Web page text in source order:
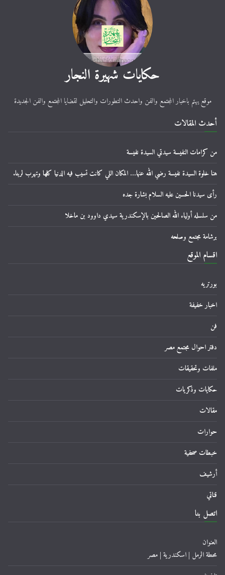
حكايات شهيرة النجار
موقع يهتم باخبار المجتمع والفن واحدث التطورات والتحليل لقضايا المجتمع والفن الجديدة
أحدث المقالات
من كرامات النفيسة سيدتي السيدة نفيسة
هنا خلوة السيدة نفيسة رضي الله عنها… المكان اللي كانت تسيب فيه الدنيا كلها وتهرب لربنا.
رأى سيدنا الحسين عليه السلام بشارة جده
من سلسله أولياء الله الصالحين بالإسكندرية سيدي داوود بن ماخلا
برشامة مجتمع وصلحه
اقسام الموقع
بورتريه
اخبار خفيفة
فن
دفتر احوال مجتمع مصر
ملفات وتحقيقات
حكايات وذكريات
مقالات
حوارات
خبطات صحفية
أرشيف
قناتي
اتصل بنا
العنوان
محطة الرمل | اسكندرية | مصر